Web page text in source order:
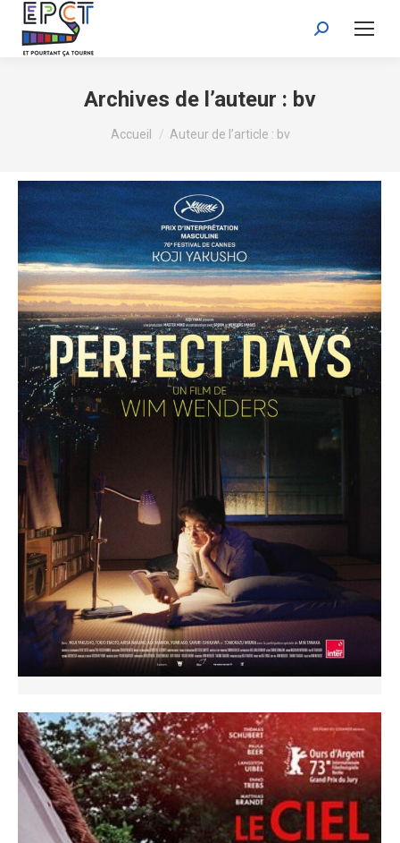
Recherche
Archives de l’auteur : bv
Vous êtes ici :
Accueil Auteur de l’article : bv